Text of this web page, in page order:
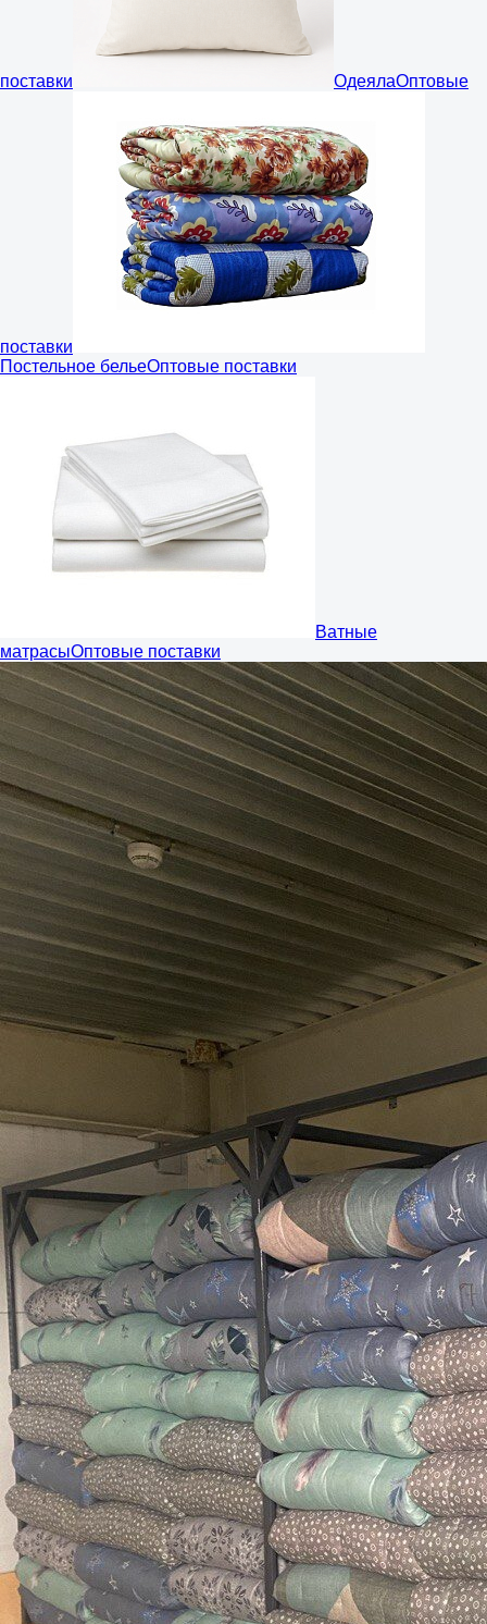
поставки ОдеялаОптовые
поставки
Постельное бельеОптовые поставки
Ватные
матрасыОптовые поставки